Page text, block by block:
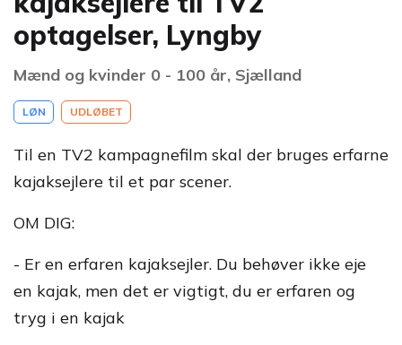
optagelser, Lyngby
Mænd og kvinder 0 - 100 år, Sjælland
LØN UDLØBET
Til en TV2 kampagnefilm skal der bruges erfarne
kajaksejlere til et par scener.
OM DIG:
- Er en erfaren kajaksejler. Du behøver ikke eje
en kajak, men det er vigtigt, du er erfaren og
tryg i en kajak